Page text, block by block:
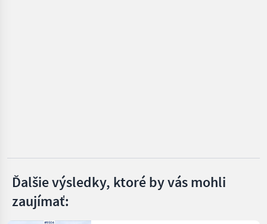
Ďalšie výsledky, ktoré by vás mohli
zaujímať: